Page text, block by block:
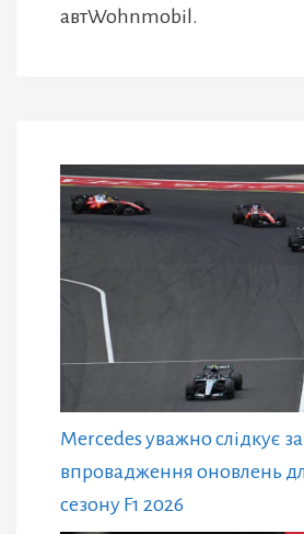
автWohnmobil.
Mercedes уважно слідкує
впровадження оновлень
сезону F1 2026